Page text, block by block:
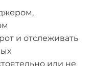
и отслеживать
или не